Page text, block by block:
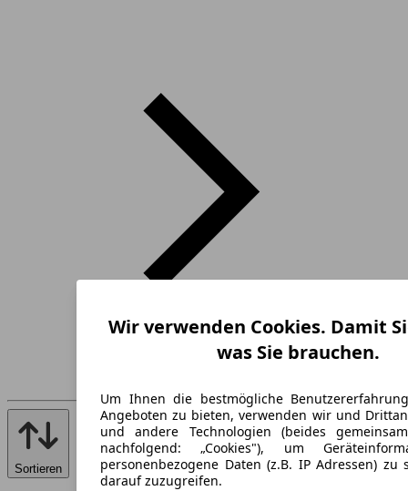
Wir verwenden Cookies. Damit
was Sie brauchen.
Um Ihnen die bestmögliche
Angeboten zu bieten, verwenden wir und
und andere Technologien (beides
nachfolgend: „Cookies"), um
personenbezogene Daten (z.B. IP Adressen) zu
darauf zuzugreifen.
Sortieren